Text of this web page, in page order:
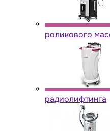
роликового
радиолифтинга